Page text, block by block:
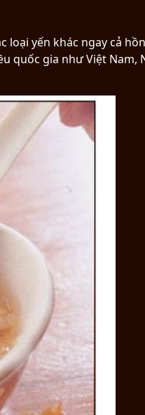
yến khác ngay cả
gia như Việt Nam,